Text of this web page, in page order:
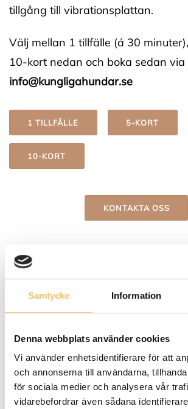
Samtycke Information
Denna webbplats använder cookies
Vi använder enhetsidentifierare för att
och annonserna till användarna,
för sociala medier och analysera vår
vidarebefordrar även sådana
tillgång till vibrationsplattan.
Välj mellan 1 tillfälle (á 30
10-kort nedan och boka sedan via
info@kungligahundar.se
1 TILLFÄLLE 5-KORT
10-KORT
KONTAKTA OSS